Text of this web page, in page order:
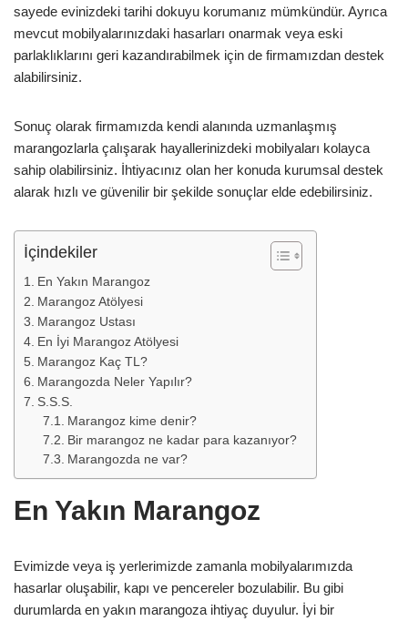
sayede evinizdeki tarihi dokuyu korumanız mümkündür. Ayrıca
mevcut mobilyalarınızdaki hasarları onarmak veya eski
parlaklıklarını geri kazandırabilmek için de firmamızdan destek
alabilirsiniz.
Sonuç olarak firmamızda kendi alanında uzmanlaşmış
marangozlarla çalışarak hayallerinizdeki mobilyaları kolayca
sahip olabilirsiniz. İhtiyacınız olan her konuda kurumsal destek
alarak hızlı ve güvenilir bir şekilde sonuçlar elde edebilirsiniz.
İçindekiler
En Yakın Marangoz
Marangoz Atölyesi
Marangoz Ustası
En İyi Marangoz Atölyesi
Marangoz Kaç TL?
Marangozda Neler Yapılır?
S.S.S.
Marangoz kime denir?
Bir marangoz ne kadar para kazanıyor?
Marangozda ne var?
En Yakın Marangoz
Evimizde veya iş yerlerimizde zamanla mobilyalarımızda
hasarlar oluşabilir, kapı ve pencereler bozulabilir. Bu gibi
durumlarda en yakın marangoza ihtiyaç duyulur. İyi bir